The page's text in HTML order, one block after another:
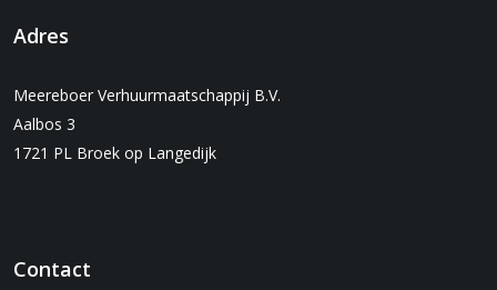
Adres
Meereboer Verhuurmaatschappij B.V.
Aalbos 3
1721 PL Broek op Langedijk
Contact